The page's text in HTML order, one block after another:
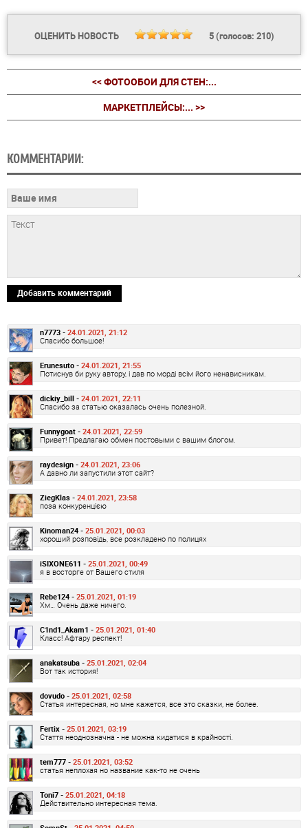
ОЦЕНИТЬ НОВОСТЬ 5(голосов: 210)
<< ФОТООБОИ ДЛЯ СТЕН:...
МАРКЕТПЛЕЙСЫ:... >>
КОММЕНТАРИИ:
Добавить комментарий
n7773 - 24.01.2021, 21:12
Спасибо большое!
Erunesuto - 24.01.2021, 21:55
Потиснув би руку автору, і дав по морді всім його ненависникам.
dickiy_bill - 24.01.2021, 22:11
Спасибо за статью оказалась очень полезной.
Funnygoat - 24.01.2021, 22:59
Привет! Предлагаю обмен постовыми с вашим блогом.
raydesign - 24.01.2021, 23:06
А давно ли запустили этот сайт?
ZiegKlas - 24.01.2021, 23:58
поза конкуренцією
Kinoman24 - 25.01.2021, 00:03
хороший розповідь, все розкладено по полицях
iSIXONE611 - 25.01.2021, 00:49
я в восторге от Вашего стиля
Rebe124 - 25.01.2021, 01:19
Хм… Очень даже ничего.
C1nd1_Akam1 - 25.01.2021, 01:40
Класс! Афтару респект!
anakatsuba - 25.01.2021, 02:04
Вот так история!
dovudo - 25.01.2021, 02:58
Статья интересная, но мне кажется, все это сказки, не более.
Fertix - 25.01.2021, 03:19
Стаття неоднозначна - не можна кидатися в крайності.
tem777 - 25.01.2021, 03:52
статья неплохая но название как-то не очень
Toni7 - 25.01.2021, 04:18
Действительно интересная тема.